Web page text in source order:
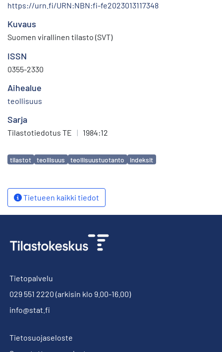
https://urn.fi/URN:NBN:fi-fe2023013117348
Kuvaus
Suomen virallinen tilasto (SVT)
ISSN
0355-2330
Aihealue
teollisuus
Sarja
Tilastotiedotus TE | 1984:12
Avainsanat
tilastot teollisuus teollisuustuotanto indeksit
Tietueen kaikki tiedot
Tietopalvelu
029 551 2220 (arkisin klo 9.00-16.00)
info@stat.fi
Tietosuojaseloste